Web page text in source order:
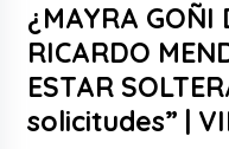
¿MAYRA GOÑI
RICARDO
ESTAR
solicitudes” |